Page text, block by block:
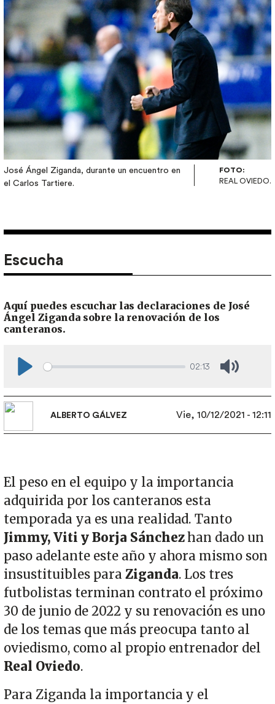
José Ángel Ziganda, durante un encuentro en
el Carlos Tartiere.
FOTO:
REAL OVIEDO.
Escucha
Aquí puedes escuchar las declaraciones de José
Ángel Ziganda sobre la renovación de los
canteranos.
02:13
ALBERTO GÁLVEZ Vie, 10/12/2021 - 12:11
El peso en el equipo y la importancia
adquirida por los canteranos esta
temporada ya es una realidad. Tanto
Jimmy, Viti y Borja Sánchezhan dado un
paso adelante este año y ahora mismo son
insustituibles paraZiganda. Los tres
futbolistas terminan contrato el próximo
30 de junio de 2022 y su renovación es uno
de los temas que más preocupa tanto al
oviedismo, como al propio entrenador del
Real Oviedo.
Para Ziganda la importancia y el